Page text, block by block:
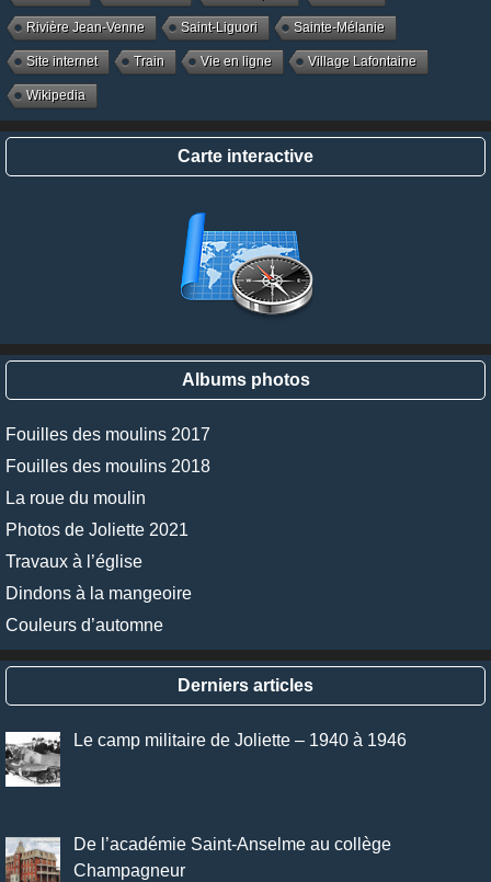
Rivière Jean-Venne Saint-Liguori Sainte-Mélanie
Site internet Train Vie en ligne Village Lafontaine
Wikipedia
Carte interactive
Albums photos
Fouilles des moulins 2017
Fouilles des moulins 2018
La roue du moulin
Photos de Joliette 2021
Travaux à l’église
Dindons à la mangeoire
Couleurs d’automne
Derniers articles
Le camp militaire de Joliette – 1940 à 1946
De l’académie Saint-Anselme au collège
Champagneur